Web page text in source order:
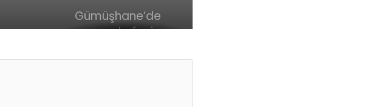
mücadelede son
durum… Bakan
yangın kontrol
Gümüşhane’de
ormanda feci